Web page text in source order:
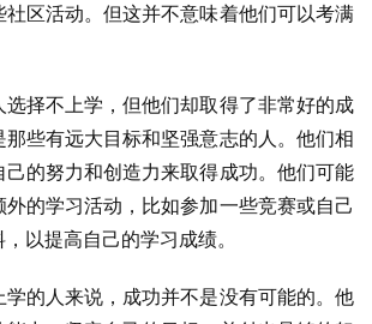
区活动。但这并不意味着他们可以考满
择不上学，但他们却取得了非常好的成
些有远大目标和坚强意志的人。他们相
的努力和创造力来取得成功。他们可能
的学习活动，比如参加一些竞赛或自己
以提高自己的学习成绩。
的人来说，成功并不是没有可能的。他